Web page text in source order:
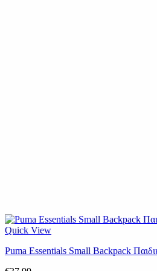
Quick View
Puma Essentials Small Backpack